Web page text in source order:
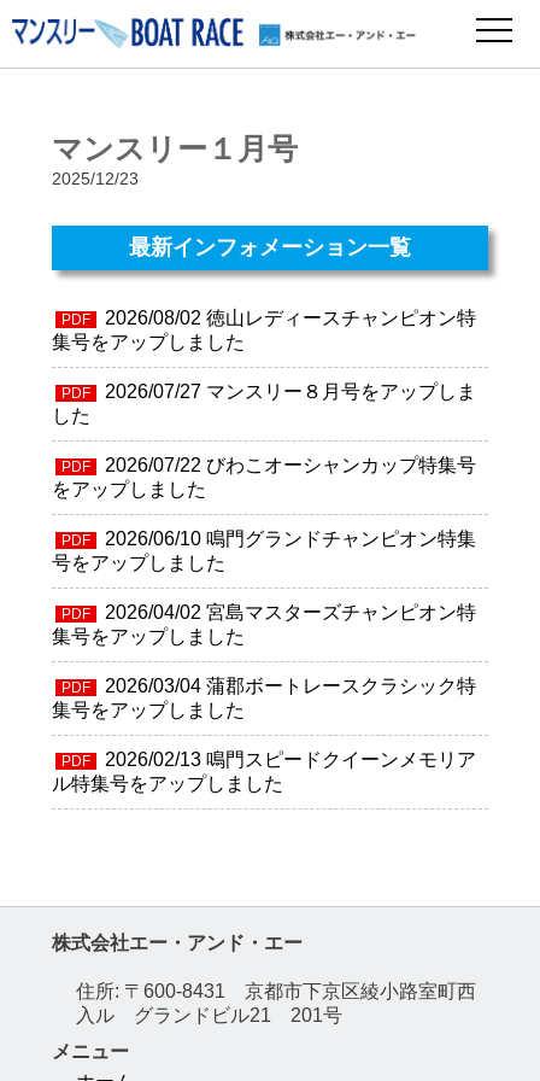
マンスリー１月号
2025/12/23
最新インフォメーション一覧
PDF 2026/08/02 徳山レディースチャンピオン特
集号をアップしました
PDF 2026/07/27マンスリー８月号をアップしま
した
PDF 2026/07/22 びわこオーシャンカップ特集号
をアップしました
PDF 2026/06/10鳴門グランドチャンピオン特集
号をアップしました
PDF 2026/04/02 宮島マスターズチャンピオン特
集号をアップしました
PDF 2026/03/04蒲郡ボートレースクラシック特
集号をアップしました
PDF 2026/02/13鳴門スピードクイーンメモリア
ル特集号をアップしました
株式会社エー・アンド・エー
住所: 〒600-8431 京都市下京区綾小路室町西
入ル グランドビル21 201号
メニュー